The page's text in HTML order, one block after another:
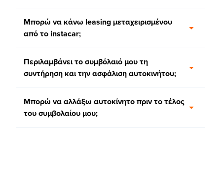
Μπορώ να κάνω leasing μεταχειρισμένου
από το instacar;
Περιλαμβάνει το συμβόλαιό μου τη
συντήρηση και την ασφάλιση αυτοκινήτου;
Μπορώ να αλλάξω αυτοκίνητο πριν το τέλος
του συμβολαίου μου;